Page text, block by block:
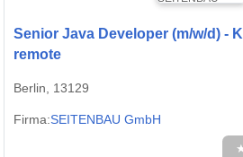
Senior Java Developer (m/w/d) -
remote
Berlin, 13129
Firma:SEITENBAU GmbH